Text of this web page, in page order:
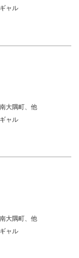
ャル
大隅町、他
ャル
大隅町、他
ャル